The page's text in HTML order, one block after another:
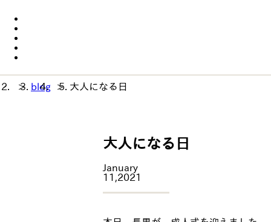
> blog > 大人になる日
大人になる日
January
11,2021